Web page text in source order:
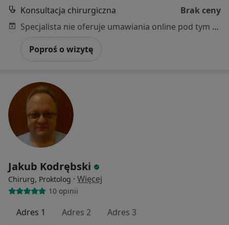
Konsultacja chirurgiczna
Brak ceny
Specjalista nie oferuje umawiania online pod tym adresem.
Poproś o wizytę
Jakub Kodrębski
Chirurg, Proktolog · Więcej
10 opinii
Adres 1 Adres 2 Adres 3